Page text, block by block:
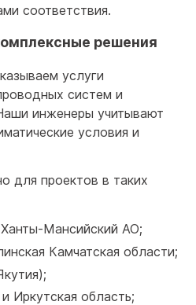
соответствия.
решения
услуги
систем и
инженеры учитывают
условия и
для проектов в таких
Мансийский АО;
Камчатская области;
Иркутская область;